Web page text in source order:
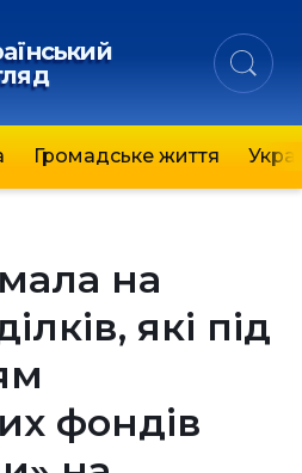
Громадське життя
на
які під
фондів